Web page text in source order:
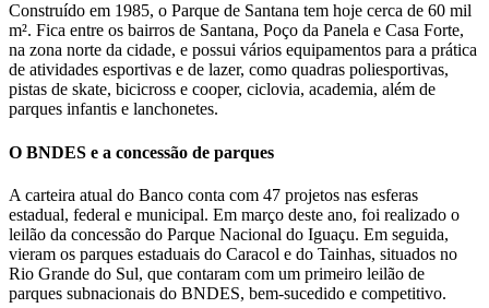
Construído em 1985, o Parque de Santana tem hoje cerca de 60 mil
m². Fica entre os bairros de Santana, Poço da Panela e Casa Forte,
na zona norte da cidade, e possui vários equipamentos para a prática
de atividades esportivas e de lazer, como quadras poliesportivas,
pistas de skate, bicicross e cooper, ciclovia, academia, além de
parques infantis e lanchonetes.
O BNDES e a concessão de parques
A carteira atual do Banco conta com 47 projetos nas esferas
estadual, federal e municipal. Em março deste ano, foi realizado o
leilão da concessão do Parque Nacional do Iguaçu. Em seguida,
vieram os parques estaduais do Caracol e do Tainhas, situados no
Rio Grande do Sul, que contaram com um primeiro leilão de
parques subnacionais do BNDES, bem-sucedido e competitivo.